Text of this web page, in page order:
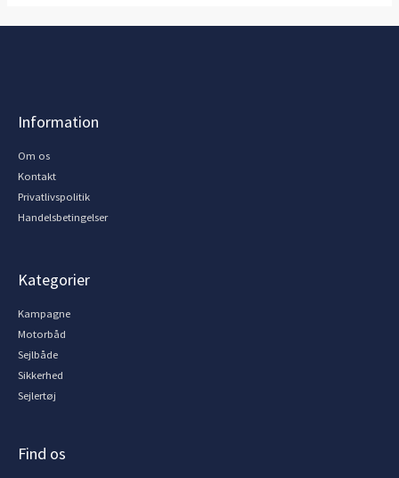
Information
Om os
Kontakt
Privatlivspolitik
Handelsbetingelser
Kategorier
Kampagne
Motorbåd
Sejlbåde
Sikkerhed
Sejlertøj
Find os